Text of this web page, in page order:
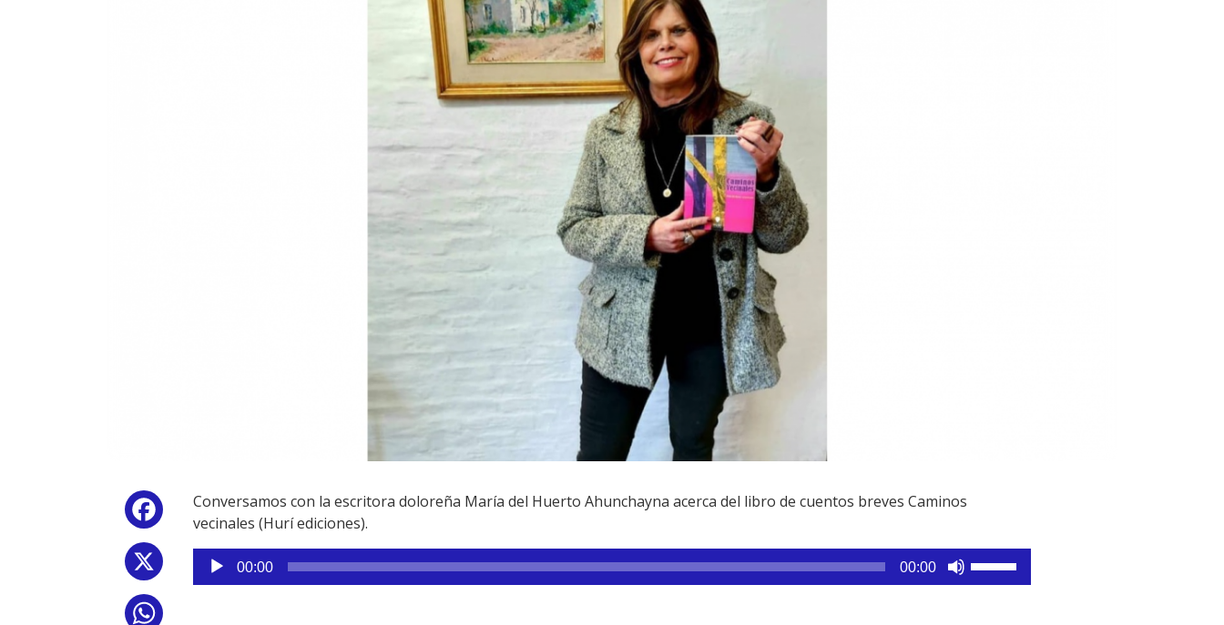
Facebook
Conversamos con la escritora doloreña María del Huerto Ahunchayna acerca del libro de cuentos breves Caminos
vecinales (Hurí ediciones).
Reproductor
de
00:00 00:00